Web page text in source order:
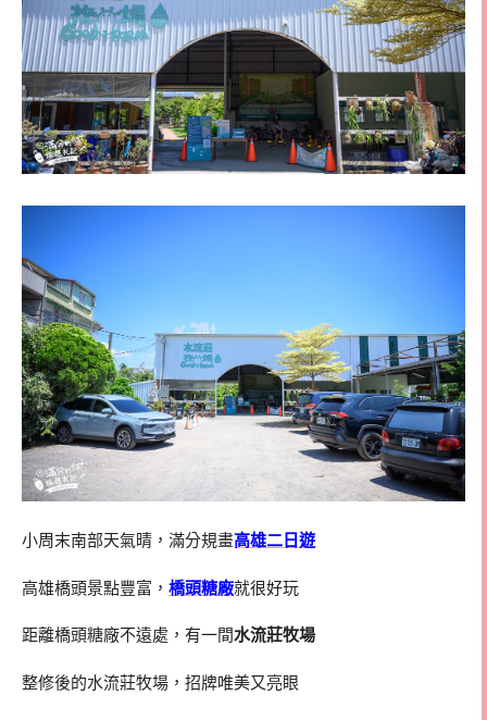
小周末南部天氣晴，滿分規畫高雄二日遊
高雄橋頭景點豐富， 橋頭糖廠就很好玩
距離橋頭糖廠不遠處，有一間水流莊牧場
整修後的水流莊牧場，招牌唯美又亮眼